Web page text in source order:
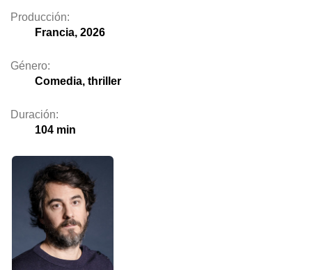
Producción:
Francia, 2026
Género:
Comedia, thriller
Duración:
104 min